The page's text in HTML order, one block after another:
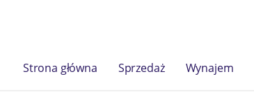
Strona główna Sprzedaż Wynajem